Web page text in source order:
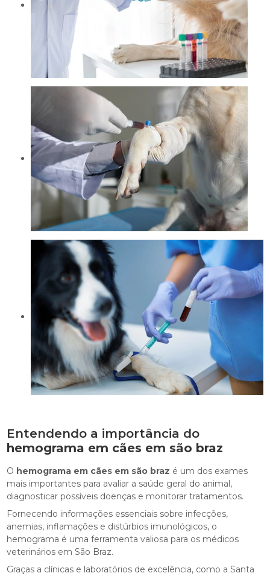
Entendendo a importância do
hemograma em cães em são braz
O hemograma em cães em são braz é um dos exames
mais importantes para avaliar a saúde geral do animal,
diagnosticar possíveis doenças e monitorar tratamentos.
Fornecendo informações essenciais sobre infecções,
anemias, inflamações e distúrbios imunológicos, o
hemograma é uma ferramenta valiosa para os médicos
veterinários em São Braz.
Graças a clínicas e laboratórios de excelência, como a Santa